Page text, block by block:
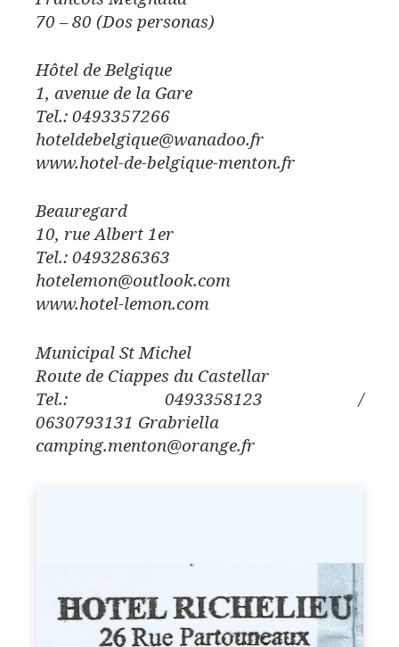
70 – 80 (Dos personas)
Hôtel de Belgique
1, avenue de la Gare
Tel.: 0493357266
hoteldebelgique@wanadoo.fr
www.hotel-de-belgique-menton.fr
Beauregard
10, rue Albert 1er
Tel.: 0493286363
hotelemon@outlook.com
www.hotel-lemon.com
Municipal St Michel
Route de Ciappes du Castellar
Tel.: 0493358123 /
0630793131 Grabriella
camping.menton@orange.fr